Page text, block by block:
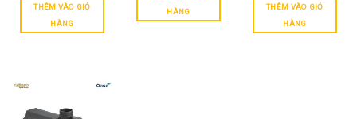
THÊM VÀO GIỎ
HÀNG
HÀNG
THÊM VÀO GIỎ
HÀNG